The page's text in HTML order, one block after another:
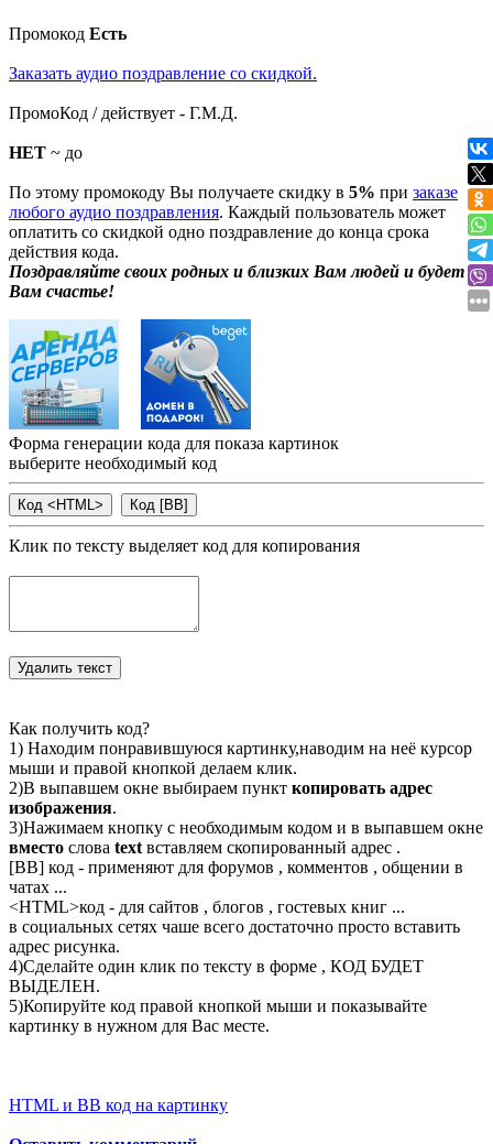
Промокод Есть
Заказать аудио поздравление со скидкой.
ПромоКод / действует - Г.М.Д.
НЕТ ~ до
По этому промокоду Вы получаете скидку в 5% при заказе
любого аудио поздравления. Каждый пользователь может
оплатить со скидкой одно поздравление до конца срока
действия кода.
Поздравляйте своих родных и близких Вам людей и будет
Вам счастье!
Форма генерации кода для показа картинок
выберите необходимый код
Клик по тексту выделяет код для копирования
Как получить код?
1) Находим понравившуюся картинку,наводим на неё курсор
мыши и правой кнопкой делаем клик.
2)В выпавшем окне выбираем пункт копировать адрес
изображения.
3)Нажимаем кнопку с необходимым кодом и в выпавшем окне
вместо слова text вставляем скопированный адрес .
[BB] код - применяют для форумов , комментов , общении в
чатах ...
<HTML>код - для сайтов , блогов , гостевых книг ...
в социальных сетях чаше всего достаточно просто вставить
адрес рисунка.
4)Сделайте один клик по тексту в форме , КОД БУДЕТ
ВЫДЕЛЕН.
5)Копируйте код правой кнопкой мыши и показывайте
картинку в нужном для Вас месте.
HTML и BB код на картинку